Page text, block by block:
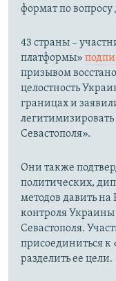
формат по
43 страны –
платформы»
призывом
целостность
границах и
Севастополя».
Они также
политических,
методов давить на
контроля
Севастополя.
присоединиться
разделить ее цели.